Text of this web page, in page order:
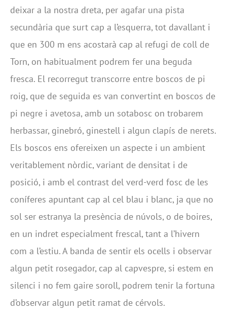
deixar a la nostra dreta, per agafar una pista
secundària que surt cap a l’esquerra, tot davallant i
que en 300 m ens acostarà cap al refugi de coll de
Torn, on habitualment podrem fer una beguda
fresca. El recorregut transcorre entre boscos de pi
roig, que de seguida es van convertint en boscos de
pi negre i avetosa, amb un sotabosc on trobarem
herbassar, ginebró, ginestell i algun clapís de nerets.
Els boscos ens ofereixen un aspecte i un ambient
veritablement nòrdic, variant de densitat i de
posició, i amb el contrast del verd-verd fosc de les
coníferes apuntant cap al cel blau i blanc, ja que no
sol ser estranya la presència de núvols, o de boires,
en un indret especialment frescal, tant a l’hivern
com a l’estiu. A banda de sentir els ocells i observar
algun petit rosegador, cap al capvespre, si estem en
silenci i no fem gaire soroll, podrem tenir la fortuna
d’observar algun petit ramat de cérvols.